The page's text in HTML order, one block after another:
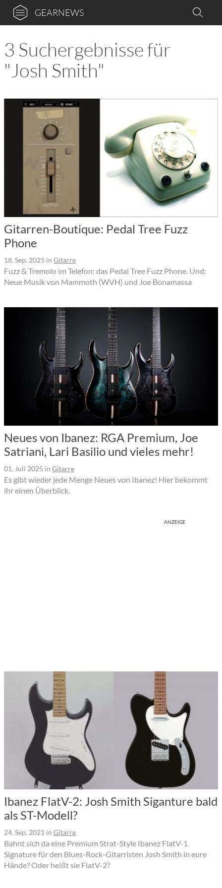
GEARNEWS
3 Suchergebnisse für
"Josh Smith"
Gitarren-Boutique: Pedal Tree Fuzz
Phone
18. Sep. 2025 in Gitarre
Fuzz & Tremolo im Telefon: das Pedal Tree Fuzz Phone. Und:
Neue Musik von Mammoth (WVH) und Joe Bonamassa
Neues von Ibanez: RGA Premium, Joe
Satriani, Lari Basilio und vieles mehr!
01. Juli 2025 in Gitarre
Es gibt wieder jede Menge Neues von Ibanez! Hier bekommt
ihr einen Überblick.
ANZEIGE
Ibanez FlatV-2: Josh Smith Siganture bald
als ST-Modell?
24. Sep. 2021 in Gitarre
Bahnt sich da eine Premium Strat-Style Ibanez FlatV-1
Signature für den Blues-Rock-Gitarristen Josh Smith in eure
Hände? Oder heißt sie FlatV-2?